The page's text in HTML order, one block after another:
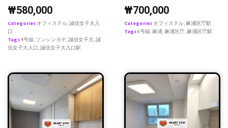
₩580,000
Categories オフィステル,誠信女子大入
口
Tags4号線, ソンシンヨデ,誠信女子大,誠
信女子大入口,誠信女子大入口駅
₩700,000
Categories オフィステル, 麻浦区庁駅
Tags6号線, 麻浦, 麻浦区庁, 麻浦区庁駅